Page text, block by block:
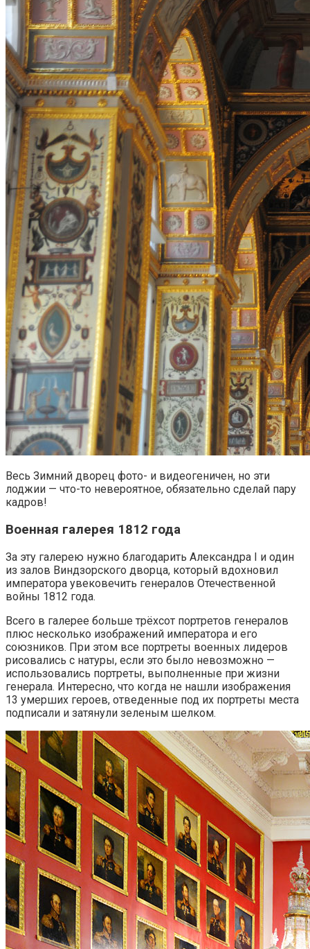
Весь Зимний дворец фото- и видеогеничен, но эти
лоджии — что-то невероятное, обязательно сделай пару
кадров!
Военная галерея 1812 года
За эту галерею нужно благодарить Александра I и один
из залов Виндзорского дворца, который вдохновил
императора увековечить генералов Отечественной
войны 1812 года.
Всего в галерее больше трёхсот портретов генералов
плюс несколько изображений императора и его
союзников. При этом все портреты военных лидеров
рисовались с натуры, если это было невозможно —
использовались портреты, выполненные при жизни
генерала. Интересно, что когда не нашли изображения
13 умерших героев, отведенные под их портреты места
подписали и затянули зеленым шелком.